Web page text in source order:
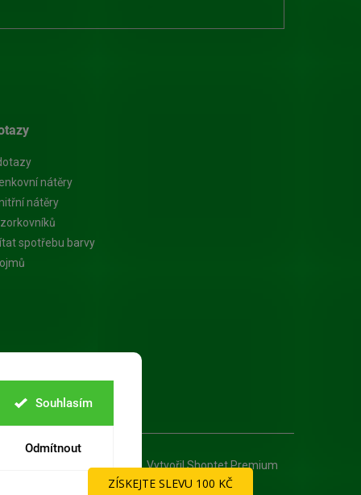
Odmítnout
Souhlasím
nátěry
nátěry
spotřebu barvy
Vytvořil Shoptet Premium
ZÍSKEJTE SLEVU 100 KČ